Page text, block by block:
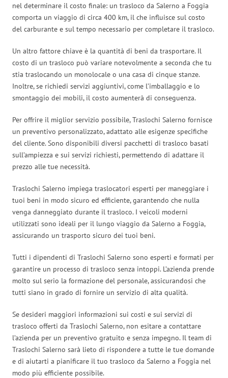
nel determinare il costo finale: un trasloco da Salerno a Foggia
comporta un viaggio di circa 400 km, il che influisce sul costo
del carburante e sul tempo necessario per completare il trasloco.
Un altro fattore chiave è la quantità di beni da trasportare. Il
costo di un trasloco può variare notevolmente a seconda che tu
stia traslocando un monolocale o una casa di cinque stanze.
Inoltre, se richiedi servizi aggiuntivi, come l’imballaggio e lo
smontaggio dei mobili, il costo aumenterà di conseguenza.
Per offrire il miglior servizio possibile, Traslochi Salerno fornisce
un preventivo personalizzato, adattato alle esigenze specifiche
del cliente. Sono disponibili diversi pacchetti di trasloco basati
sull’ampiezza e sui servizi richiesti, permettendo di adattare il
prezzo alle tue necessità.
Traslochi Salerno impiega traslocatori esperti per maneggiare i
tuoi beni in modo sicuro ed efficiente, garantendo che nulla
venga danneggiato durante il trasloco. I veicoli moderni
utilizzati sono ideali per il lungo viaggio da Salerno a Foggia,
assicurando un trasporto sicuro dei tuoi beni.
Tutti i dipendenti di Traslochi Salerno sono esperti e formati per
garantire un processo di trasloco senza intoppi. L’azienda prende
molto sul serio la formazione del personale, assicurandosi che
tutti siano in grado di fornire un servizio di alta qualità.
Se desideri maggiori informazioni sui costi e sui servizi di
trasloco offerti da Traslochi Salerno, non esitare a contattare
l’azienda per un preventivo gratuito e senza impegno. Il team di
Traslochi Salerno sarà lieto di rispondere a tutte le tue domande
e di aiutarti a pianificare il tuo trasloco da Salerno a Foggia nel
modo più efficiente possibile.